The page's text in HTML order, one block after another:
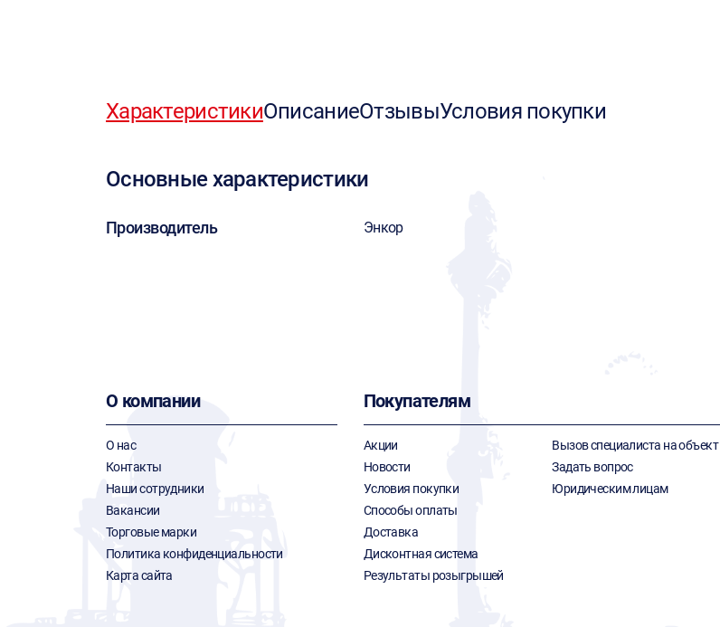
ХарактеристикиОписаниеОтзывыУсловия покупки
Основные характеристики
Производитель Энкор
О компании
О нас
Контакты
Наши сотрудники
Вакансии
Торговые марки
Политика конфиденциальности
Карта сайта
Покупателям
Акции
Новости
Условия покупки
Способы оплаты
Доставка
Дисконтная система
Результаты розыгрышей
Вызов специалиста на объект
Задать вопрос
Юридическим лицам